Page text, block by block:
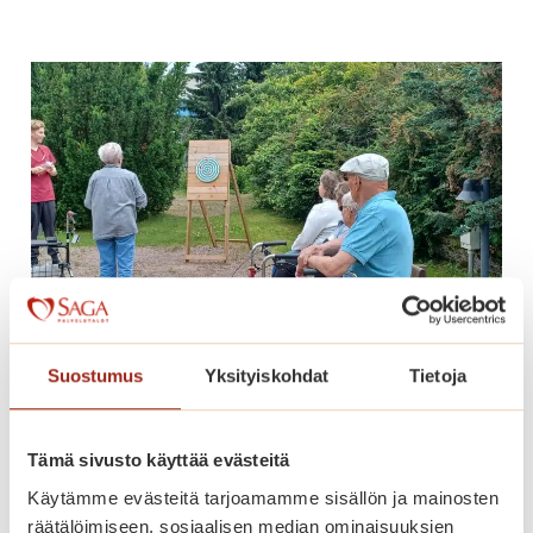
Suostumus Yksityiskohdat Tietoja
Tämä sivusto käyttää evästeitä
Käytämme evästeitä tarjoamamme sisällön ja mainosten
räätälöimiseen, sosiaalisen median ominaisuuksien
i
v
i
l
l
e
ä
j
a
t
k
u
u
S
a
l
Tikanheittoa Saga
Kanalinrannassa
Lue lisää
T